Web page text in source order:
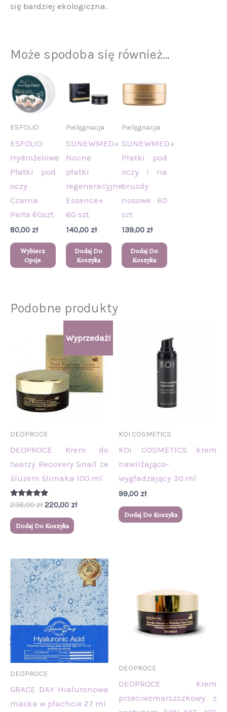
się bardziej ekologiczna.
Może spodoba się również…
ESFOLIO
ESFOLIO
Hydrożelowe
Płatki pod
oczy
Czarna
Perła 60szt
80,00 zł
Wybierz
Opcje
produkt
wariantów.
Opcje
można
wybrać
stronie
produktu
Pielęgnacja
SUNEWMED+
Nocne
płatki
regeneracyjne
Essence+
60 szt
140,00 zł
Dodaj Do
Koszyka
Pielęgnacja
SUNEWMED+
Płatki pod
oczy i na
bruzdy
nosowe 60
szt
139,00 zł
Dodaj Do
Koszyka
Podobne produkty
Wyprzedaż!
DEOPROCE
DEOPROCE Krem do
twarzy Recovery Snail ze
śluzem ślimaka 100 ml
Oceniono
na 5
238,00zł
cena
238,00 zł.
220,00 zł
cena
220,00 zł.
Dodaj Do Koszyka
KOI COSMETICS
KOI COSMETICS krem
nawilżająco-
wygładzający 30 ml
99,00 zł
Dodaj Do Koszyka
DEOPROCE
GRACE DAY Hialuronowa
maska w płachcie 27 ml
DEOPROCE
DEOPROCE Krem
przeciwzmarszczkowy z